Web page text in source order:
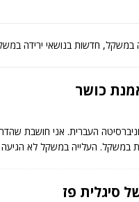
במשקל, חדשות בנושאי ירידה
כושר
העברית. אני חושבת
במשקל. העלייה במשקל לא
סיגלית פז